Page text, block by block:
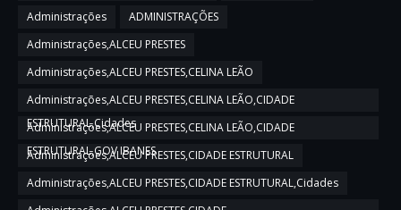
Administrações
ADMINISTRAÇÕES
Administrações,ALCEU PRESTES
Administrações,ALCEU PRESTES,CELINA LEÃO
Administrações,ALCEU PRESTES,CELINA LEÃO,CIDADE
ESTRUTURAL,Cidades
Administrações,ALCEU PRESTES,CELINA LEÃO,CIDADE
ESTRUTURAL,GOV IBANES
Administrações,ALCEU PRESTES,CIDADE ESTRUTURAL
Administrações,ALCEU PRESTES,CIDADE ESTRUTURAL,Cidades